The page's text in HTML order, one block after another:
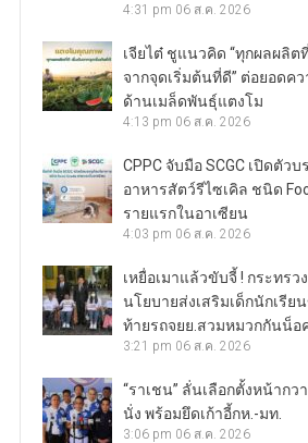
4:31 pm 06 ส.ค. 2026
เจียไต๋ ชูแนวคิด “ทุกผลผลิต
จากจุดเริ่มต้นที่ดี” ต่อยอดค
ด้านเมล็ดพันธุ์แตงโม
4:13 pm 06 ส.ค. 2026
CPPC จับมือ SCGC เปิดตัว
อาหารสัตว์รีไซเคิล ชนิด
รายแรกในอาเซียน
4:03 pm 06 ส.ค. 2026
เหยื่อเมาแล้วขับจี้ ! กระทรว
นโยบายส่งเสริมเด็กนักเรี
ท้ายรถจยย.สวมหมวกกันน็อ
3:21 pm 06 ส.ค. 2026
“ราเชน” ลั่นเลือกตั้งหน้ากว
นั่ง พร้อมยึดเก้าอี้กห.-มท.
3:06 pm 06 ส.ค. 2026